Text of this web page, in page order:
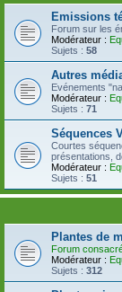
Emissions
Forum sur les
Modérateur :
Sujets : 58
Autres
Evénements
Modérateur :
Sujets : 71
Séquences
Courtes
présentations,
Modérateur :
Sujets : 51
Plantes de
Forum
Modérateur :
Sujets : 312